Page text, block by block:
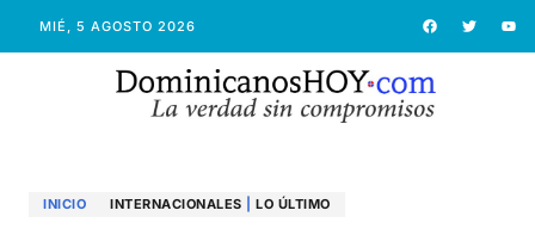
MIÉ, 5 AGOSTO 2026
INICIO INTERNACIONALES LO ÚLTIMO